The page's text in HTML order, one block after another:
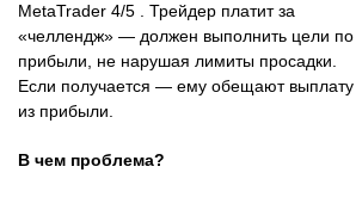
MetaTrader 4/5 . Трейдер платит за
«челлендж» — должен выполнить цели по
прибыли, не нарушая лимиты просадки.
Если получается — ему обещают выплату
из прибыли.
В чем проблема?